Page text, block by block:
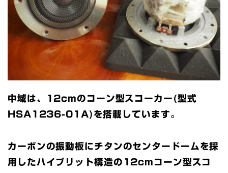
中域は、12cmのコーン型スコーカー(型式
HSA1236-01A)を搭載しています。
カーボンの振動板にチタンのセンタードームを採
用したハイブリット構造の12cmコーン型スコ